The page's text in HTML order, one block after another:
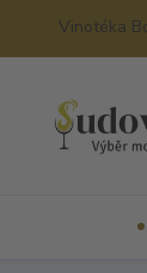
Vinotéka